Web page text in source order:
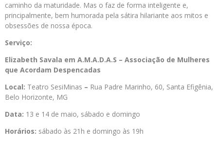
caminho da maturidade. Mas o faz de forma inteligente e,
principalmente, bem humorada pela sátira hilariante aos mitos e
obsessões de nossa época.
Serviço:
Elizabeth Savala em A.M.A.D.A.S – Associação de Mulheres
que Acordam Despencadas
Local: Teatro SesiMinas – Rua Padre Marinho, 60, Santa Efigênia,
Belo Horizonte, MG
Data: 13 e 14 de maio, sábado e domingo
Horários: sábado às 21h e domingo às 19h